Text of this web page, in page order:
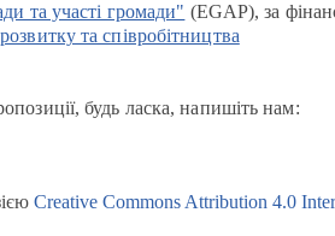
та участі громади" (EGAP), за
та співробітництва
будь ласка, напишіть нам:
Creative Commons Attribution 4.0